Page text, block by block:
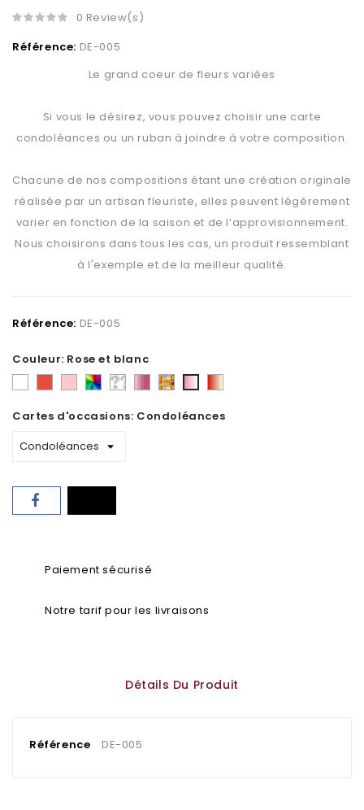
0 Review(s)
Référence: DE-005
Le grand coeur de fleurs variées
Si vous le désirez, vous pouvez choisir une carte
condoléances ou un ruban à joindre à votre composition.
Chacune de nos compositions étant une création originale
réalisée par un artisan fleuriste, elles peuvent légèrement
varier en fonction de la saison et de l’approvisionnement.
Nous choisirons dans tous les cas, un produit ressemblant
à l'exemple et de la meilleur qualité.
Référence: DE-005
Couleur: Rose et blanc
RoseVariéAu
fleuriste
Camaïeu
tons Rose
Cartes d'occasions: Condoléances
Paiement sécurisé
Notre tarif pour les livraisons
Détails Du Produit
Référence DE-005